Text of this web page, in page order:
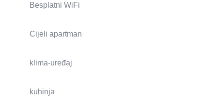
Besplatni WiFi
Cijeli apartman
klima-uređaj
kuhinja